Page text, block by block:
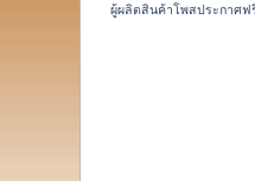
ผู้ผลิตสินค้าโพสประกาศฟ